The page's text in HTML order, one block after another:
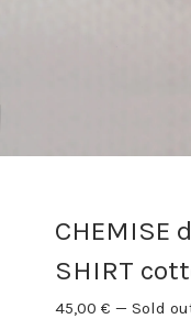
CHEMISE
SHIRT
45,00 € — Sold